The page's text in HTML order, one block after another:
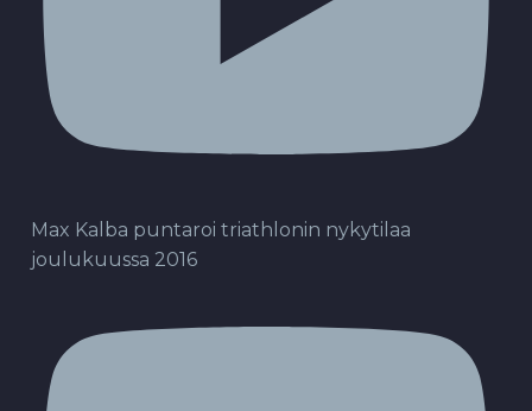
Max Kalba puntaroi triathlonin nykytilaa
joulukuussa 2016